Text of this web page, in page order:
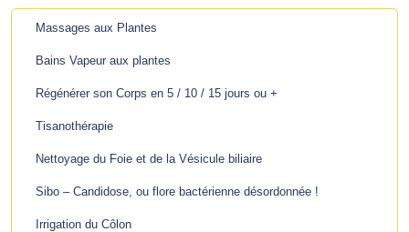
Massages aux Plantes
Bains Vapeur aux plantes
Régénérer son Corps en 5 / 10 / 15 jours ou +
Tisanothérapie
Nettoyage du Foie et de la Vésicule biliaire
Sibo – Candidose, ou flore bactérienne désordonnée !
Irrigation du Côlon